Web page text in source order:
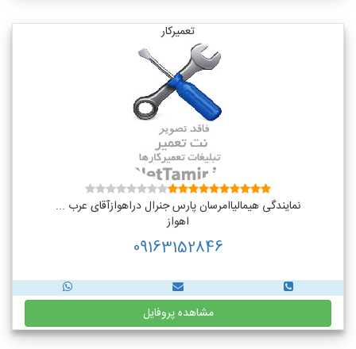
تعمیرکار
نمایندگی هیمالیاامرسان پارس جنرال دراهوازآقای عرب ...
اهواز
09163152846
مشاهده پروفایل